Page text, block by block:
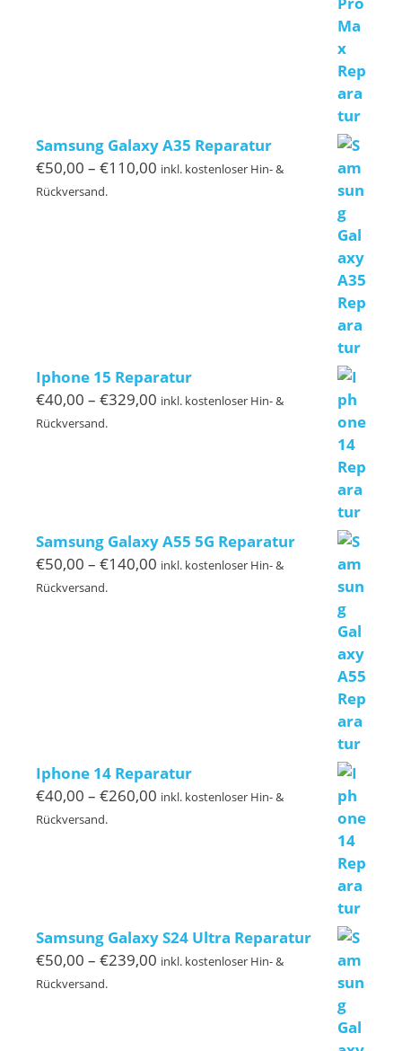
Samsung Galaxy A35 Reparatur
€50,00 – €110,00 Preisspanne:
inkl. kostenloser Hin- &
Rückversand.
Iphone 15 Reparatur
€40,00 – €329,00 Preisspanne:
inkl. kostenloser Hin- &
Rückversand.
Samsung Galaxy A55 5G Reparatur
€50,00 – €140,00 Preisspanne:
inkl. kostenloser Hin- &
Rückversand.
Iphone 14 Reparatur
€40,00 – €260,00 Preisspanne:
inkl. kostenloser Hin- &
Rückversand.
Samsung Galaxy S24 Ultra Reparatur
€50,00 – €239,00 Preisspanne:
inkl. kostenloser Hin- &
Rückversand.